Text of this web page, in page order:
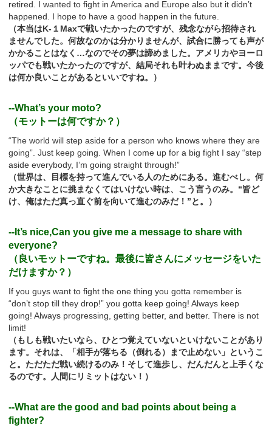
retired. I wanted to fight in America and Europe also but it didn’t
happened. I hope to have a good happen in the future.
（本当はK-１Maxで戦いたかったのですが、残念ながら招待され
ませんでした。何故なのかは分かりませんが、試合に勝っても声が
かかることはなく…なのでその夢は諦めました。アメリカやヨーロ
ッパでも戦いたかったのですが、結局それも叶わぬままです。今後
は何か良いことがあるといいですね。）
--What’s your moto?
（モットーは何ですか？）
“The world will step aside for a person who knows where they are
going”. Just keep going. When I come up for a big fight I say “step
aside everybody, I’m going straight through!”
（世界は、目標を持って進んでいる人のためにある。進むべし。何
か大きなことに挑まなくてはいけない時は、こう言うのみ。“皆ど
け、俺はただ真っ直ぐ前を向いて進むのみだ！”と。）
--It’s nice,Can you give me a message to share with
everyone?
（良いモットーですね。最後に皆さんにメッセージをいた
だけますか？）
If you guys want to fight the one thing you gotta remember is
“don’t stop till they drop!” you gotta keep going! Always keep
going! Always progressing, getting better, and better. There is not
limit!
（もしも戦いたいなら、ひとつ覚えていないといけないことがあり
ます。それは、「相手が落ちる（倒れる）まで止めない」というこ
と。ただただ戦い続けるのみ！そして進歩し、だんだんと上手くな
るのです。人間にリミットはない！）
--What are the good and bad points about being a
fighter?